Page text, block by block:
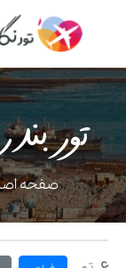
تور
صفحه